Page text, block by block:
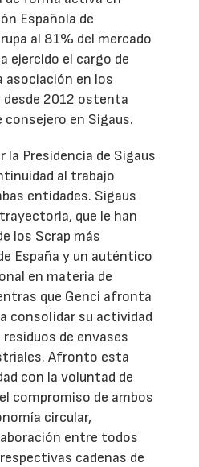
Española de
al 81% del mercado
ejercido el cargo de
asociación en los
2012 ostenta
en Sigaus.
la Presidencia de Sigaus
al trabajo
entidades. Sigaus
que le han
los Scrap más
España y un auténtico
en materia de
que Genci afronta
consolidar su actividad
de envases
Afronto esta
con la voluntad de
compromiso de ambos
circular,
entre todos
cadenas de